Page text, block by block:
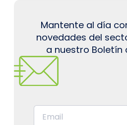
Mantente al día
novedades del
a nuestro Boletín